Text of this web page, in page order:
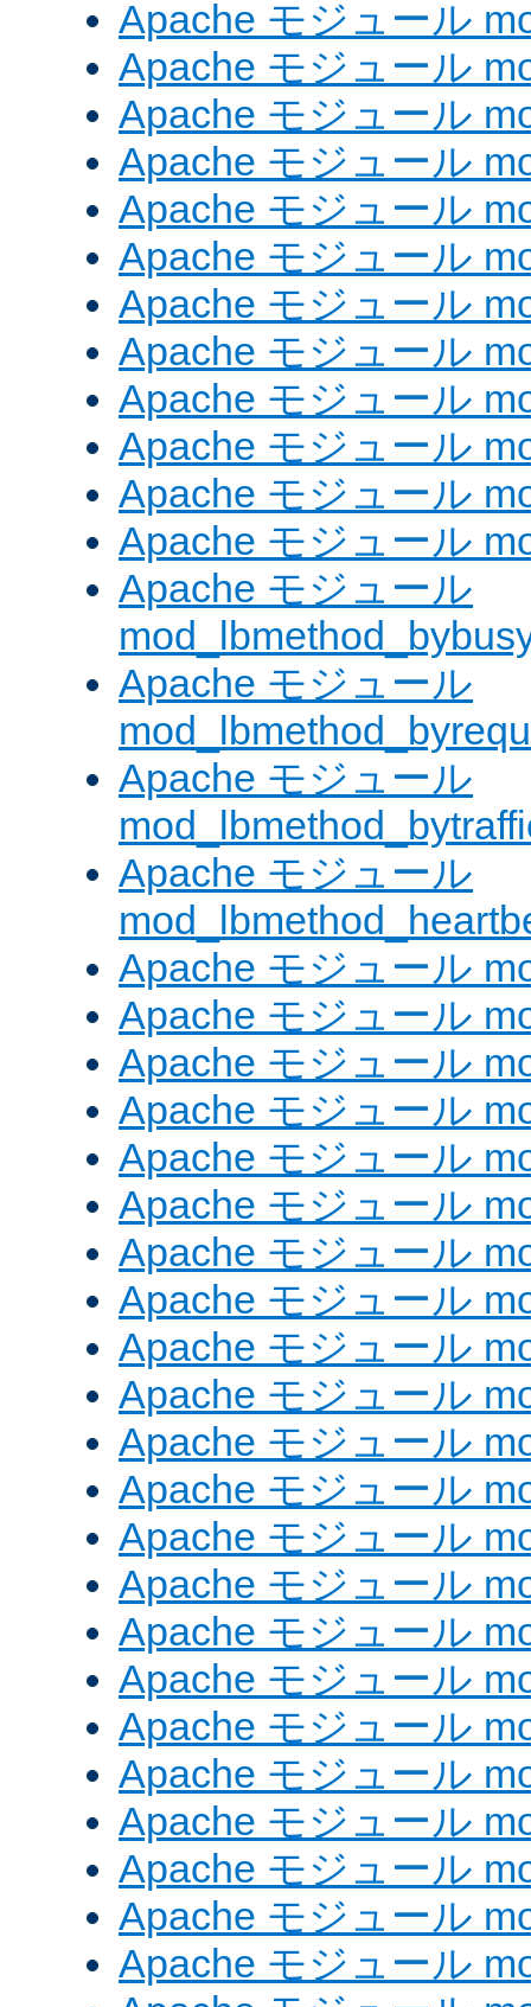
Apache モジュール
Apache モジュール
Apache モジュール
Apache モジュール
Apache モジュール
Apache モジュール
Apache モジュール
Apache モジュール
Apache モジュール
Apache モジュール
Apache モジュール
Apache モジュール
Apache モジュール
Apache モジュール
Apache モジュール
Apache モジュール
Apache モジュール
Apache モジュール
Apache モジュール
Apache モジュール
Apache モジュール
Apache モジュール
Apache モジュール
Apache モジュール
Apache モジュール
Apache モジュール
Apache モジュール
Apache モジュール
Apache モジュール
Apache モジュール
Apache モジュール
Apache モジュール
Apache モジュール
Apache モジュール
Apache モジュール
Apache モジュール
Apache モジュール
Apache モジュール